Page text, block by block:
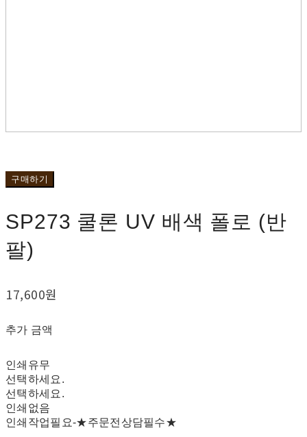
구매하기
SP273 쿨론 UV 배색 폴로 (반
팔)
17,600원
추가 금액
인쇄유무
선택하세요.
선택하세요.
인쇄없음
인쇄작업필요-★주문전상담필수★